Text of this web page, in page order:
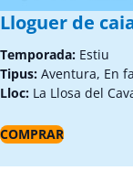
Lloguer de
Temporada: Estiu
Tipus: Aventura, En
Lloc: La Llosa del
COMPRAR